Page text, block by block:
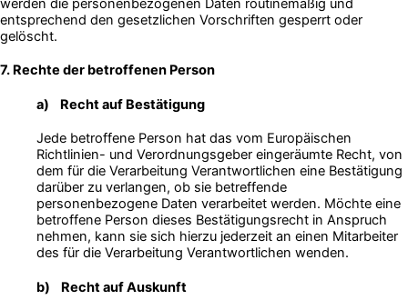
werden die personenbezogenen Daten routinemäßig und
entsprechend den gesetzlichen Vorschriften gesperrt oder
gelöscht.
7. Rechte der betroffenen Person
a) Recht auf Bestätigung
Jede betroffene Person hat das vom Europäischen
Richtlinien- und Verordnungsgeber eingeräumte Recht, von
dem für die Verarbeitung Verantwortlichen eine Bestätigung
darüber zu verlangen, ob sie betreffende
personenbezogene Daten verarbeitet werden. Möchte eine
betroffene Person dieses Bestätigungsrecht in Anspruch
nehmen, kann sie sich hierzu jederzeit an einen Mitarbeiter
des für die Verarbeitung Verantwortlichen wenden.
b) Recht auf Auskunft